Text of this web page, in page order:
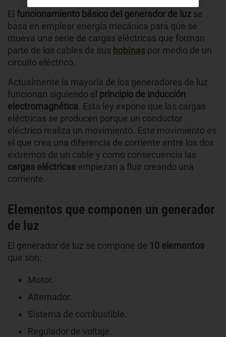
El funcionamiento básico del generador de luz se
basa en emplear energía mecánica para que se
mueva una serie de cargas eléctricas que forman
parte de los cables de sus bobinas por medio de un
circuito eléctrico.
Actualmente la mayoría de los generadores de luz
funcionan siguiendo el principio de inducción
electromagnética. Esta ley expone que las cargas
eléctricas se producen porque un conductor
eléctrico realiza un movimiento. Este movimiento es
el que crea una diferencia de corriente entre los dos
extremos de un cable y como consecuencia las
cargas eléctricas empiezan a fluir creando una
corriente.
Elementos que componen un generador
de luz
El generador de luz se compone de 10 elementos
que son:
Motor.
Alternador.
Sistema de combustible.
Regulador de voltaje.